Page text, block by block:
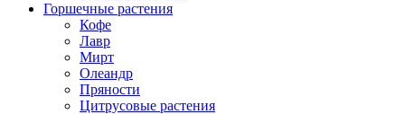
Горшечные растения
Кофе
Лавр
Мирт
Олеандр
Пряности
Цитрусовые растения